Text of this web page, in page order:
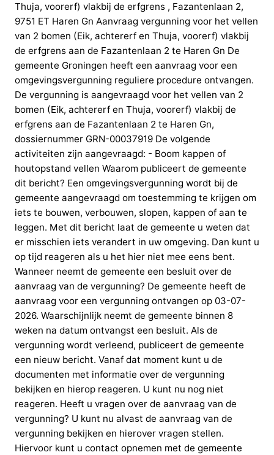
Thuja, voorerf) vlakbij de erfgrens , Fazantenlaan 2,
9751 ET Haren Gn Aanvraag vergunning voor het vellen
van 2 bomen (Eik, achtererf en Thuja, voorerf) vlakbij
de erfgrens aan de Fazantenlaan 2 te Haren Gn De
gemeente Groningen heeft een aanvraag voor een
omgevingsvergunning reguliere procedure ontvangen.
De vergunning is aangevraagd voor het vellen van 2
bomen (Eik, achtererf en Thuja, voorerf) vlakbij de
erfgrens aan de Fazantenlaan 2 te Haren Gn,
dossiernummer GRN-00037919 De volgende
activiteiten zijn aangevraagd: - Boom kappen of
houtopstand vellen Waarom publiceert de gemeente
dit bericht? Een omgevingsvergunning wordt bij de
gemeente aangevraagd om toestemming te krijgen om
iets te bouwen, verbouwen, slopen, kappen of aan te
leggen. Met dit bericht laat de gemeente u weten dat
er misschien iets verandert in uw omgeving. Dan kunt u
op tijd reageren als u het hier niet mee eens bent.
Wanneer neemt de gemeente een besluit over de
aanvraag van de vergunning? De gemeente heeft de
aanvraag voor een vergunning ontvangen op 03-07-
2026. Waarschijnlijk neemt de gemeente binnen 8
weken na datum ontvangst een besluit. Als de
vergunning wordt verleend, publiceert de gemeente
een nieuw bericht. Vanaf dat moment kunt u de
documenten met informatie over de vergunning
bekijken en hierop reageren. U kunt nu nog niet
reageren. Heeft u vragen over de aanvraag van de
vergunning? U kunt nu alvast de aanvraag van de
vergunning bekijken en hierover vragen stellen.
Hiervoor kunt u contact opnemen met de gemeente